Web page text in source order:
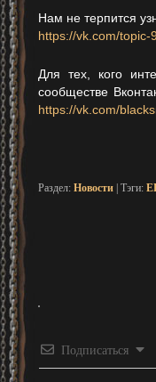
Нам не терпится
https://vk.com/topic-
Для тех, кого
сообществе
https://vk.com/
Раздел: Новости | Тэги:
Подписаться